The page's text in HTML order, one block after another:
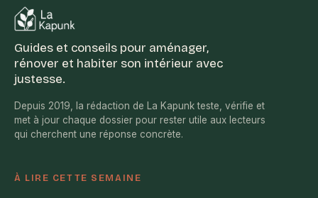
Guides et conseils pour aménager,
rénover et habiter son intérieur avec
justesse.
Depuis 2019, la rédaction de La Kapunk teste, vérifie et
met à jour chaque dossier pour rester utile aux lecteurs
qui cherchent une réponse concrète.
À LIRE CETTE SEMAINE